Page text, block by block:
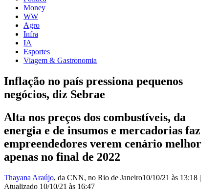
Money
WW
Agro
Infra
IA
Esportes
Viagem & Gastronomia
Inflação no país pressiona pequenos
negócios, diz Sebrae
Alta nos preços dos combustíveis, da
energia e de insumos e mercadorias faz
empreendedores verem cenário melhor
apenas no final de 2022
Thayana Araújo, da CNN, no Rio de Janeiro10/10/21 às 13:18 |
Atualizado 10/10/21 às 16:47